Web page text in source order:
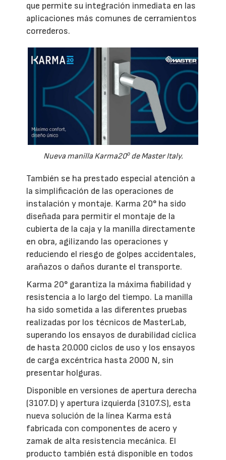
que permite su integración inmediata en las
aplicaciones más comunes de cerramientos
correderos.
Nueva manilla Karma20o de Master Italy.
También se ha prestado especial atención a
la simplificación de las operaciones de
instalación y montaje. Karma 20° ha sido
diseñada para permitir el montaje de la
cubierta de la caja y la manilla directamente
en obra, agilizando las operaciones y
reduciendo el riesgo de golpes accidentales,
arañazos o daños durante el transporte.
Karma 20° garantiza la máxima fiabilidad y
resistencia a lo largo del tiempo. La manilla
ha sido sometida a las diferentes pruebas
realizadas por los técnicos de MasterLab,
superando los ensayos de durabilidad cíclica
de hasta 20.000 ciclos de uso y los ensayos
de carga excéntrica hasta 2000 N, sin
presentar holguras.
Disponible en versiones de apertura derecha
(3107.D) y apertura izquierda (3107.S), esta
nueva solución de la línea Karma está
fabricada con componentes de acero y
zamak de alta resistencia mecánica. El
producto también está disponible en todos